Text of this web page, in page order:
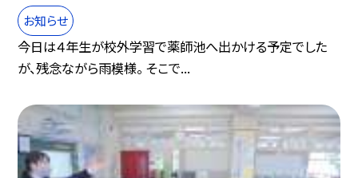
お知らせ
今日は４年生が校外学習で薬師池へ出かける予定でした
が、残念ながら雨模様。 そこで...